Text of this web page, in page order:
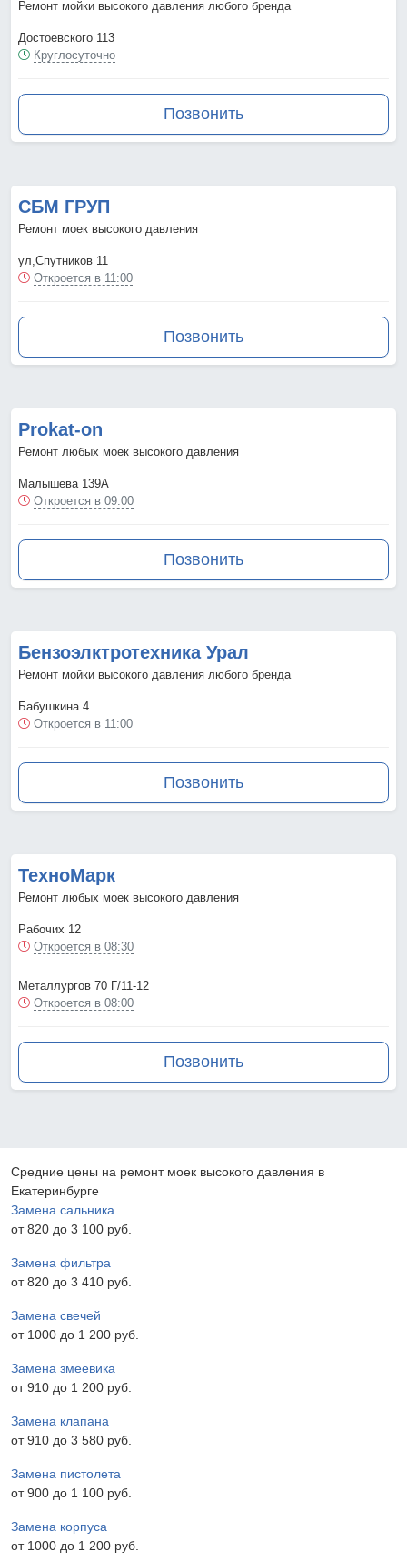
Ремонт мойки высокого давления любого бренда
Достоевского 113
Круглосуточно
Позвонить
СБМ ГРУП
Ремонт моек высокого давления
ул,Спутников 11
Откроется в 11:00
Позвонить
Prokat-on
Ремонт любых моек высокого давления
Малышева 139А
Откроется в 09:00
Позвонить
Бензоэлктротехника Урал
Ремонт мойки высокого давления любого бренда
Бабушкина 4
Откроется в 11:00
Позвонить
ТехноМарк
Ремонт любых моек высокого давления
Рабочих 12
Откроется в 08:30
Металлургов 70 Г/11-12
Откроется в 08:00
Позвонить
Средние цены на ремонт моек высокого давления в
Екатеринбурге
Замена сальника
от 820 до 3 100 pyб.
Замена фильтра
от 820 до 3 410 pyб.
Замена свечей
от 1000 до 1 200 pyб.
Замена змеевика
от 910 до 1 200 pyб.
Замена клапана
от 910 до 3 580 pyб.
Замена пистолета
от 900 до 1 100 pyб.
Замена корпуса
от 1000 до 1 200 pyб.